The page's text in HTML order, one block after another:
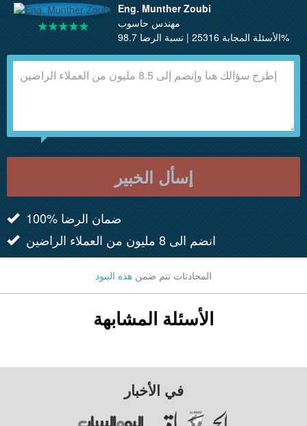
Eng. Munther Zoubi
مهندس حاسوب
الأسئلة المجابة 25316 | نسبة الرضا 98.7%
إسأل الخبير
100% ضمان الرضا
انضم الى 8 مليون من العملاء الراضين
المحادثات تتم ضمن هذه البنود
الأسئلة المشابهة
في الأخبار